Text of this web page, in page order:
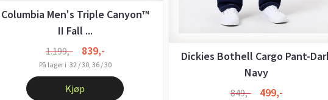
Columbia Men's Triple Canyon™
II Fall ...
1.199,- 839,-
På lager i 32 / 30, 36 / 30
Kjøp
Dickies Bothell Cargo Pant-
Navy
849,- 499,-